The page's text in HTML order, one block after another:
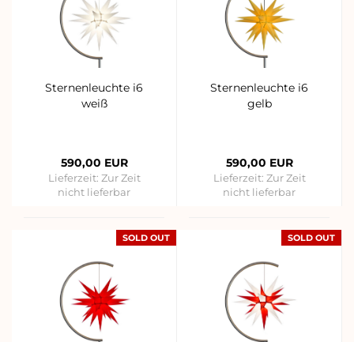
Sternenleuchte i6
weiß
590,00 EUR
Lieferzeit: Zur Zeit
nicht lieferbar
Sternenleuchte i6
gelb
590,00 EUR
Lieferzeit: Zur Zeit
nicht lieferbar
SOLD OUT SOLD OUT